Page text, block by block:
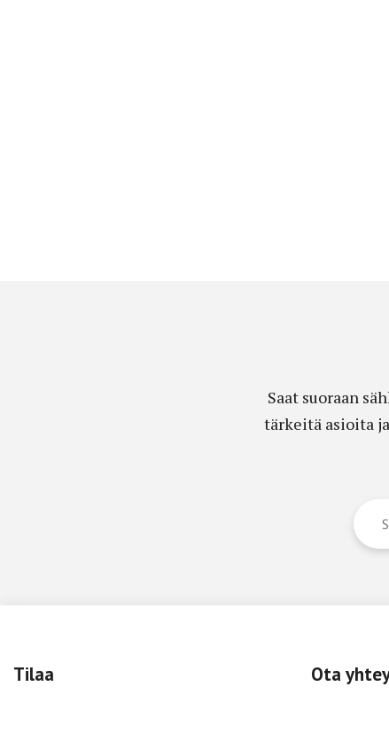
Saat suoraan
tärkeitä asioita
Tilaa Ota